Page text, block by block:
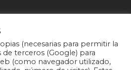
(necesarias para permitir la
de terceros (Google) para
(como navegador utilizado,